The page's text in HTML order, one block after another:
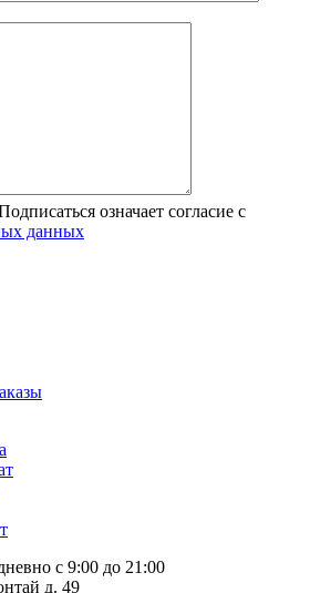
означает согласие с
данных
с 9:00 до 21:00
д. 49